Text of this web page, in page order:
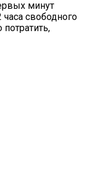
минут
свободного